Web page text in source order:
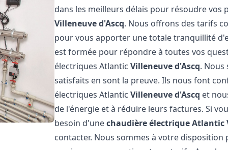
dans les meilleurs délais pour résoudre vos
Villeneuve d'Ascq. Nous offrons des tarifs
pour vous apporter une totale tranquillité
est formée pour répondre à toutes vos
électriques AtlanticVilleneuve d'Ascq. Nous
satisfaits en sont la preuve. Ils nous font
électriques AtlanticVilleneuve d'Ascq et
de l'énergie et à réduire leurs factures. Si
besoin d'unechaudière électrique Atlantic
contacter. Nous sommes à votre